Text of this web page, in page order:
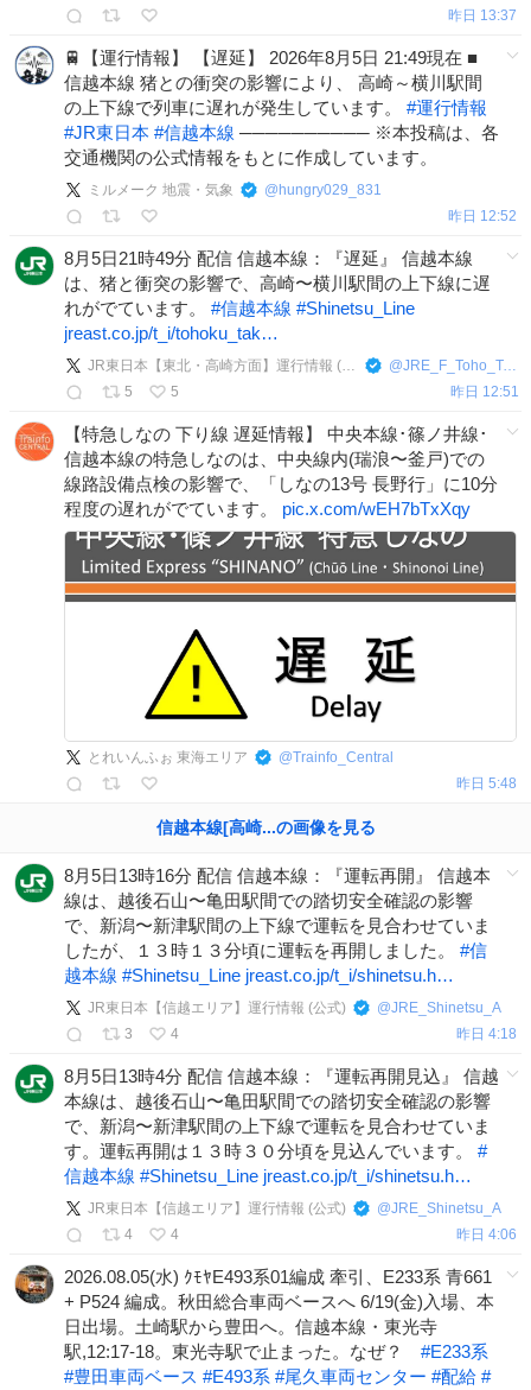
昨日 13:37
🚆【運行情報】 【遅延】 2026年8月5日 21:49現在 ■
信越本線 猪との衝突の影響により、 高崎～横川駅間
の上下線で列車に遅れが発生しています。 #運行情報
#JR東日本 #信越本線 ────────── ※本投稿は、各
交通機関の公式情報をもとに作成しています。
ミルメーク 地震・気象 @ hungry029_831
昨日 12:52
8月5日21時49分 配信 信越本線：『遅延』 信越本線
は、猪と衝突の影響で、高崎〜横川駅間の上下線に遅
れがでています。 #信越本線 #Shinetsu_Line
jreast.co.jp/t_i/tohoku_tak…
JR東日本【東北・高崎方面】運行情報 (公式) @JRE_F_Toho_Taka
5
5 昨日 12:51
【特急しなの 下り線 遅延情報】 中央本線･篠ノ井線･
信越本線の特急しなのは、中央線内(瑞浪〜釜戸)での
線路設備点検の影響で、「しなの13号 長野行」に10分
程度の遅れがでています。 pic.x.com/wEH7bTxXqy
とれいんふぉ 東海エリア @Trainfo_Central
昨日 5:48
信越本線[高崎...の画像を見る
8月5日13時16分 配信 信越本線：『運転再開』 信越本
線は、越後石山〜亀田駅間での踏切安全確認の影響
で、新潟〜新津駅間の上下線で運転を見合わせていま
したが、１３時１３分頃に運転を再開しました。 #信
越本線 #Shinetsu_Line jreast.co.jp/t_i/shinetsu.h…
JR東日本【信越エリア】運行情報 (公式) @JRE_Shinetsu_A
3
4 昨日 4:18
8月5日13時4分 配信 信越本線：『運転再開見込』 信越
本線は、越後石山〜亀田駅間での踏切安全確認の影響
で、新潟〜新津駅間の上下線で運転を見合わせていま
す。運転再開は１３時３０分頃を見込んでいます。 #
信越本線 #Shinetsu_Line jreast.co.jp/t_i/shinetsu.h…
JR東日本【信越エリア】運行情報 (公式) @JRE_Shinetsu_A
4
4 昨日 4:06
2026.08.05(水) ｸﾓﾔE493系01編成 牽引、E233系 青661
+ P524 編成。秋田総合車両ベースへ 6/19(金)入場、本
日出場。土崎駅から豊田へ。信越本線・東光寺
駅,12:17-18。東光寺駅で止まった。なぜ？ #E233系
#豊田車両ベース #E493系 #尾久車両センター #配給 #